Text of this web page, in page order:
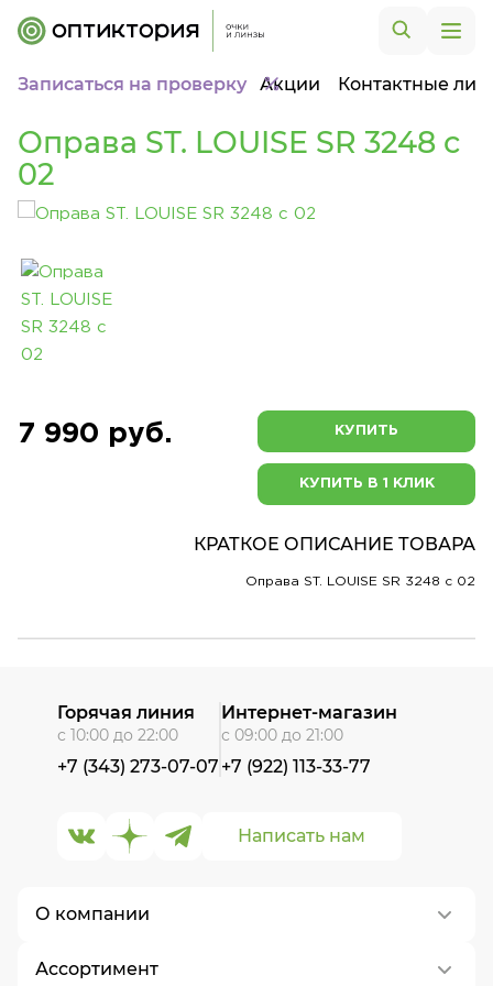
Записаться на проверку Акции Контактные
Оправа ST. LOUISE SR 3248 c
02
7 990 руб. КУПИТЬ
КУПИТЬ В 1 КЛИК
КРАТКОЕ ОПИСАНИЕ ТОВАРА
Оправа ST. LOUISE SR 3248 c 02
О компании
О нас
Ассортимент
Написать нам
Горячая линия
с 10:00 до 22:00
+7 (343) 273-07-07
Интернет-магазин
с 09:00 до 21:00
+7 (922) 113-33-77